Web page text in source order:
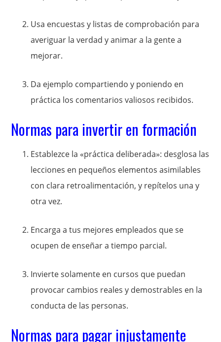
Usa encuestas y listas de comprobación para
averiguar la verdad y animar a la gente a
mejorar.
Da ejemplo compartiendo y poniendo en
práctica los comentarios valiosos recibidos.
Normas para invertir en formación
Establezce la «práctica deliberada»: desglosa las
lecciones en pequeños elementos asimilables
con clara retroalimentación, y repítelos una y
otra vez.
Encarga a tus mejores empleados que se
ocupen de enseñar a tiempo parcial.
Invierte solamente en cursos que puedan
provocar cambios reales y demostrables en la
conducta de las personas.
Normas para pagar injustamente